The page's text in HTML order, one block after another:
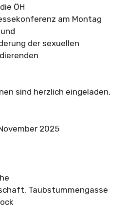
ÖH
am Montag
der sexuellen
sind herzlich eingeladen,
2025
Taubstummengasse